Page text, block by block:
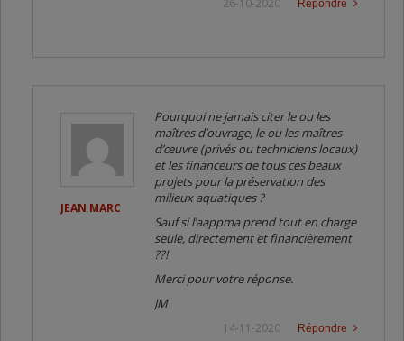
Répondre
26-10-2020
JEAN MARC
Pourquoi ne jamais citer le ou les
maîtres d’ouvrage, le ou les maîtres
d’œuvre (privés ou techniciens locaux)
et les financeurs de tous ces beaux
projets pour la préservation des
milieux aquatiques ?
Sauf si l’aappma prend tout en charge
seule, directement et financièrement
??!
Merci pour votre réponse.
JM
Répondre
14-11-2020